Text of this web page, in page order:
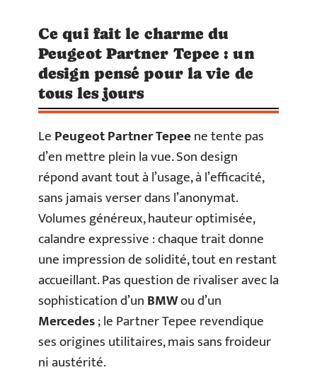
Ce qui fait le charme du
Peugeot Partner Tepee : un
design pensé pour la vie de
tous les jours
LePeugeot Partner Tepeene tente pas
d’en mettre plein la vue. Son design
répond avant tout à l’usage, à l’efficacité,
sans jamais verser dans l’anonymat.
Volumes généreux, hauteur optimisée,
calandre expressive : chaque trait donne
une impression de solidité, tout en restant
accueillant. Pas question de rivaliser avec la
sophistication d’unBMWou d’un
Mercedes; le Partner Tepee revendique
ses origines utilitaires, mais sans froideur
ni austérité.